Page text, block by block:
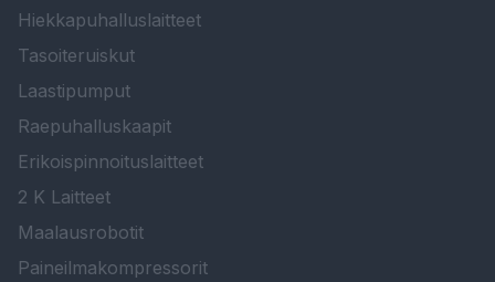
Hiekkapuhalluslaitteet
Tasoiteruiskut
Laastipumput
Raepuhalluskaapit
Erikoispinnoituslaitteet
2 K Laitteet
Maalausrobotit
Paineilmakompressorit